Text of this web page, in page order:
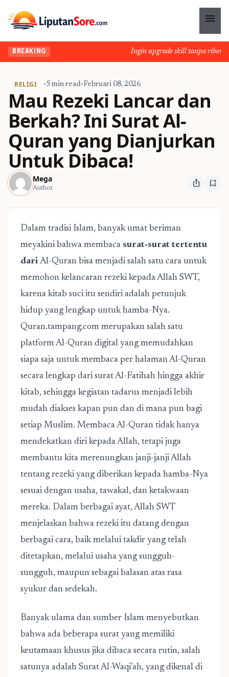
menu
BREAKING Ingin upgrade skill tanpa ribet?
RELIGI •5 min read•Februari 08, 2026
Mau Rezeki Lancar dan
Berkah? Ini Surat Al-
Quran yang Dianjurkan
Untuk Dibaca!
Mega
Author ios_share bookmark_add
Dalam tradisi Islam, banyak umat beriman
meyakini bahwa membaca surat-surat tertentu
dari Al-Quran bisa menjadi salah satu cara untuk
memohon kelancaran rezeki kepada Allah SWT,
karena kitab suci itu sendiri adalah petunjuk
hidup yang lengkap untuk hamba-Nya.
Quran.tampang.com merupakan salah satu
platform Al-Quran digital yang memudahkan
siapa saja untuk membaca per halaman Al-Quran
secara lengkap dari surat Al-Fatihah hingga akhir
kitab, sehingga kegiatan tadarus menjadi lebih
mudah diakses kapan pun dan di mana pun bagi
setiap Muslim. Membaca Al-Quran tidak hanya
mendekatkan diri kepada Allah, tetapi juga
membantu kita merenungkan janji-janji Allah
tentang rezeki yang diberikan kepada hamba-Nya
sesuai dengan usaha, tawakal, dan ketakwaan
mereka. Dalam berbagai ayat, Allah SWT
menjelaskan bahwa rezeki itu datang dengan
berbagai cara, baik melalui takdir yang telah
ditetapkan, melalui usaha yang sungguh-
sungguh, maupun sebagai balasan atas rasa
syukur dan sedekah.
Banyak ulama dan sumber Islam menyebutkan
bahwa ada beberapa surat yang memiliki
keutamaan khusus jika dibaca secara rutin, salah
satunya adalah Surat Al-Waqi’ah, yang dikenal di